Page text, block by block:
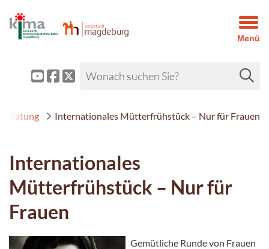
Menü
Beratung Internationales Mütterfrühstück – Nur für Frauen
Internationales
Mütterfrühstück – Nur für
Frauen
Gemütliche Runde von Frauen